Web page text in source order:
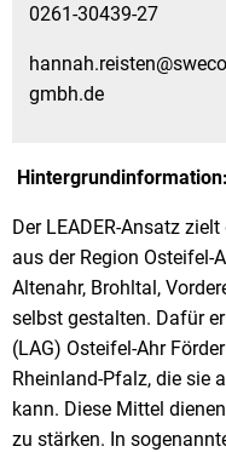
0261-30439-27
gmbh.de
Hintergrundinformation:
Der LEADER-Ansatz
aus der Region Osteifel-
Altenahr, Brohltal,
selbst gestalten. Dafür
(LAG) Osteifel-Ahr
Rheinland-Pfalz, die sie
kann. Diese Mittel
zu stärken. In